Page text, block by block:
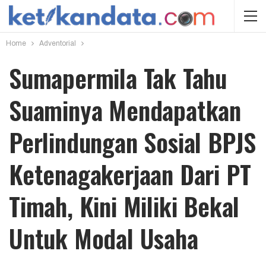
Home Adventorial
Sumapermila Tak Tahu
Suaminya Mendapatkan
Perlindungan Sosial BPJS
Ketenagakerjaan Dari PT
Timah, Kini Miliki Bekal
Untuk Modal Usaha